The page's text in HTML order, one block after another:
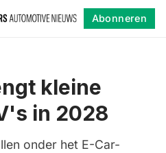
Abonneren
kleine
in 2028
onder het E-Car-